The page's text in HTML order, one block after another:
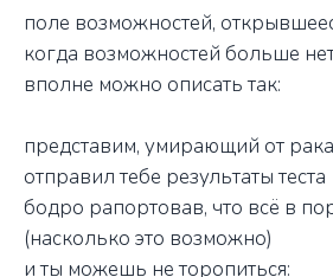
поле возможностей,
когда возможностей больше
вполне можно описать так:
представим, умирающий от
отправил тебе результаты теста
бодро рапортовав, что всё в
(насколько это возможно)
и ты можешь не торопиться: